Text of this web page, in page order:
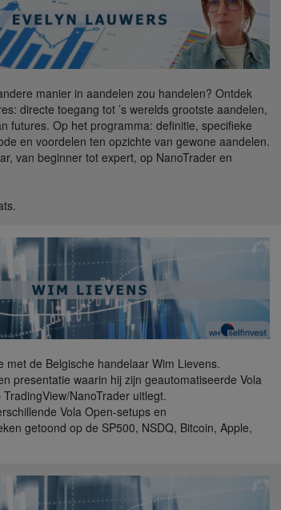
manier in aandelen zou handelen? Ontdek
directe toegang tot ’s werelds grootste aandelen,
futures. Op het programma: definitie, specifieke
en voordelen ten opzichte van gewone aandelen.
van beginner tot expert, op NanoTrader en
met de Belgische handelaar Wim Lievens.
presentatie waarin hij zijn geautomatiseerde Vola
NanoTrader uitlegt.
Vola Open-setups en
getoond op de SP500, NSDQ, Bitcoin, Apple,